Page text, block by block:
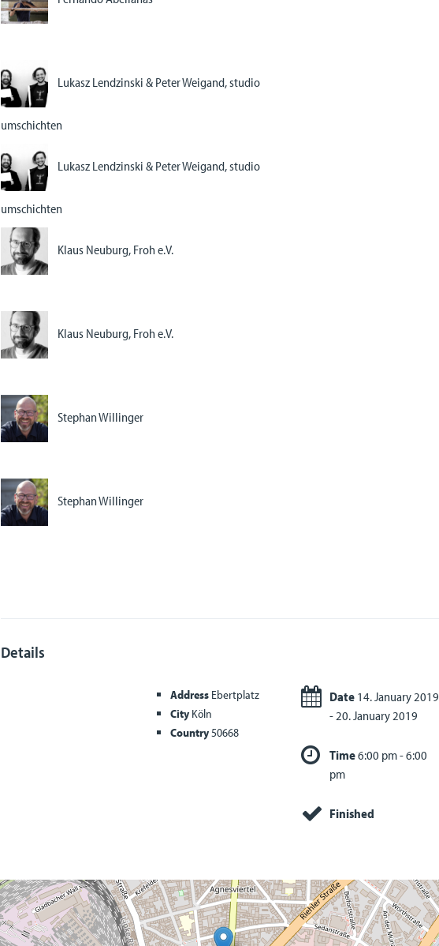
Lukasz Lendzinski & Peter Weigand, studio
umschichten
Lukasz Lendzinski & Peter Weigand, studio
umschichten
Klaus Neuburg, Froh e.V.
Klaus Neuburg, Froh e.V.
Stephan Willinger
Stephan Willinger
Details
AddressEbertplatz
CityKöln
Country50668
Date 14. January 2019
- 20. January 2019
Time6:00 pm - 6:00
pm
Finished